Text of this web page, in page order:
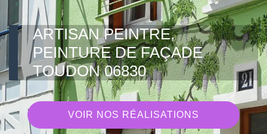
ARTISAN PEINTRE,
PEINTURE DE FAÇADE
TOUDON 06830
VOIR NOS RÉALISATIONS